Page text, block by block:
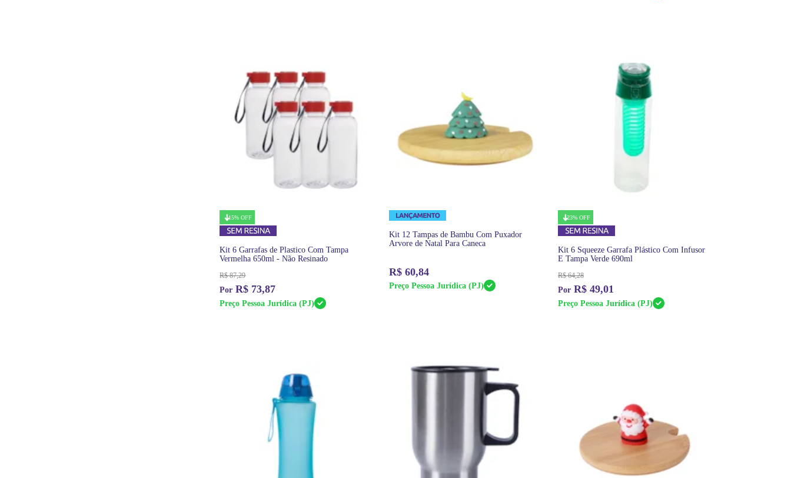
15% OFF
Kit 6 Garrafas de Plastico Com Tampa
Vermelha 650ml - Não Resinado
R$ 87,29
R$ 73,87
Preço Pessoa Jurídica (PJ)
Kit 12 Tampas de Bambu Com Puxador
Arvore de Natal Para Caneca
R$ 60,84
Preço Pessoa Jurídica (PJ)
23% OFF
Kit 6 Squeeze Garrafa Plástico Com Infusor
E Tampa Verde 690ml
R$ 64,28
R$ 49,01
Preço Pessoa Jurídica (PJ)